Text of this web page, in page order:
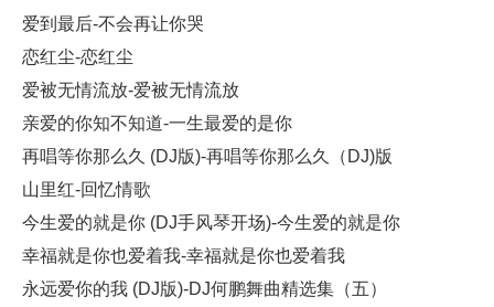
爱到最后-不会再让你哭
恋红尘-恋红尘
爱被无情流放-爱被无情流放
亲爱的你知不知道-一生最爱的是你
再唱等你那么久 (DJ版)-再唱等你那么久（DJ)版
山里红-回忆情歌
今生爱的就是你 (DJ手风琴开场)-今生爱的就是你
幸福就是你也爱着我-幸福就是你也爱着我
永远爱你的我 (DJ版)-DJ何鹏舞曲精选集（五）